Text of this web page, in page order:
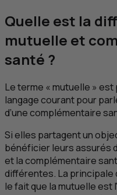
Quelle est la
mutuelle et
santé ?
Le terme « mutuelle »
langage courant pour
d’une complémentaire
Si elles partagent un
bénéficier leurs assurés
et la complémentaire
différentes. La principale
le fait que la mutuelle est